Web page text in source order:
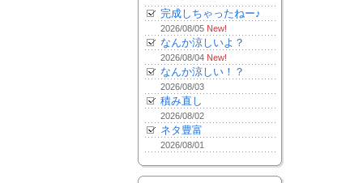
完成しちゃったねー♪
2026/08/05 New!
なんか涼しいよ？
2026/08/04 New!
なんか涼しい！？
2026/08/03
積み直し
2026/08/02
ネタ豊富
2026/08/01